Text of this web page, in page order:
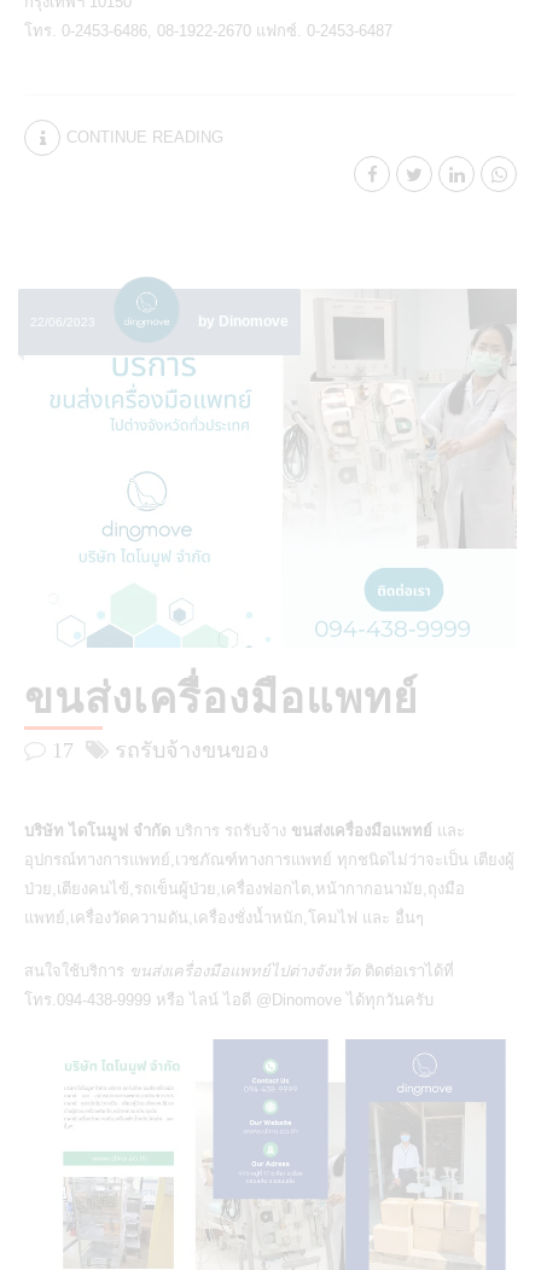
​โทร. 0-2453-6486, 08-1922-2670 แฟกซ์. 0-2453-6487
CONTINUE READING
22/06/2023 by Dinomove
ขนส่งเครื่องมือแพทย์
17 รถรับจ้างขนของ
บริษัท ไดโนมูฟ จำกัด บริการ รถรับจ้าง ขนส่งเครื่องมือแพทย์ และ
อุปกรณ์ทางการแพทย์,เวชภัณฑ์ทางการแพทย์ ทุกชนิดไม่ว่าจะเป็น เตียงผู้
ป่วย,เตียงคนไข้,รถเข็นผู้ป่วย,เครื่องฟอกไต,หน้ากากอนามัย,ถุงมือ
แพทย์,เครื่องวัดความดัน,เครื่องชั่งน้ำหนัก,โคมไฟ และ อื่นๆ
สนใจใช้บริการ ขนส่งเครื่องมือแพทย์ไปต่างจังหวัด ติดต่อเราได้ที่
โทร.094-438-9999 หรือ ไลน์ ไอดี @Dinomove ได้ทุกวันครับ